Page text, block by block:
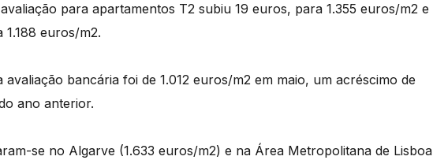
para apartamentos T2 subiu 19 euros, para 1.355 euros/m2 e
euros/m2.
bancária foi de 1.012 euros/m2 em maio, um acréscimo de
ano anterior.
se no Algarve (1.633 euros/m2) e na Área Metropolitana de Lisboa